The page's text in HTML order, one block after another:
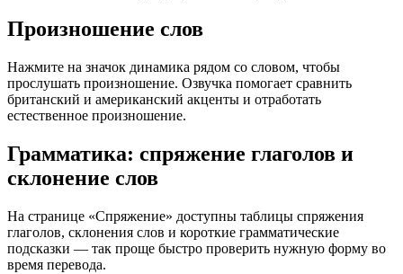
Произношение слов
Нажмите на значок динамика рядом со словом, чтобы
прослушать произношение. Озвучка помогает сравнить
британский и американский акценты и отработать
естественное произношение.
Грамматика: спряжение глаголов и
склонение слов
На странице «Спряжение» доступны таблицы спряжения
глаголов, склонения слов и короткие грамматические
подсказки — так проще быстро проверить нужную форму во
время перевода.